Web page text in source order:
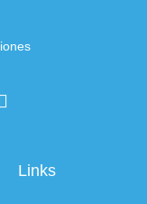
Links